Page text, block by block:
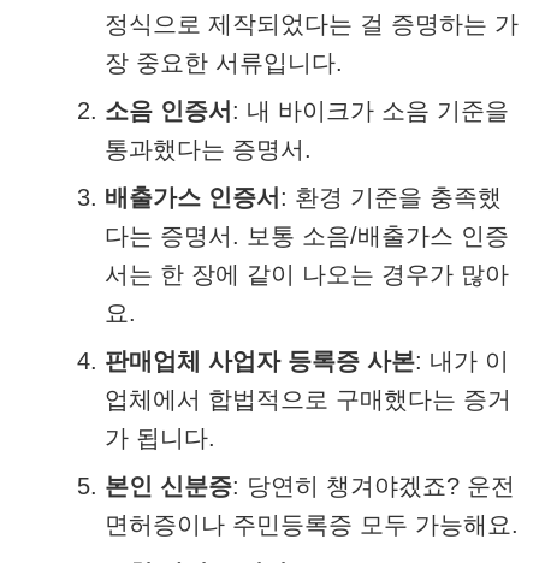
정식으로 제작되었다는 걸 증명하는 가
장 중요한 서류입니다.
소음 인증서 : 내 바이크가 소음 기준을
통과했다는 증명서.
배출가스 인증서 : 환경 기준을 충족했
다는 증명서. 보통 소음/배출가스 인증
서는 한 장에 같이 나오는 경우가 많아
요.
판매업체 사업자 등록증 사본: 내가 이
업체에서 합법적으로 구매했다는 증거
가 됩니다.
본인 신분증: 당연히 챙겨야겠죠? 운전
면허증이나 주민등록증 모두 가능해요.